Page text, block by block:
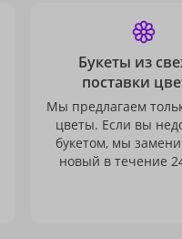
Букеты из
поставки
Мы предлагаем
цветы. Если вы
букетом, мы
новый в течение